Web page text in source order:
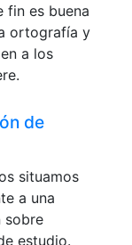
fin es buena
ortografía y
a los
de
situamos
a una
sobre
estudio.